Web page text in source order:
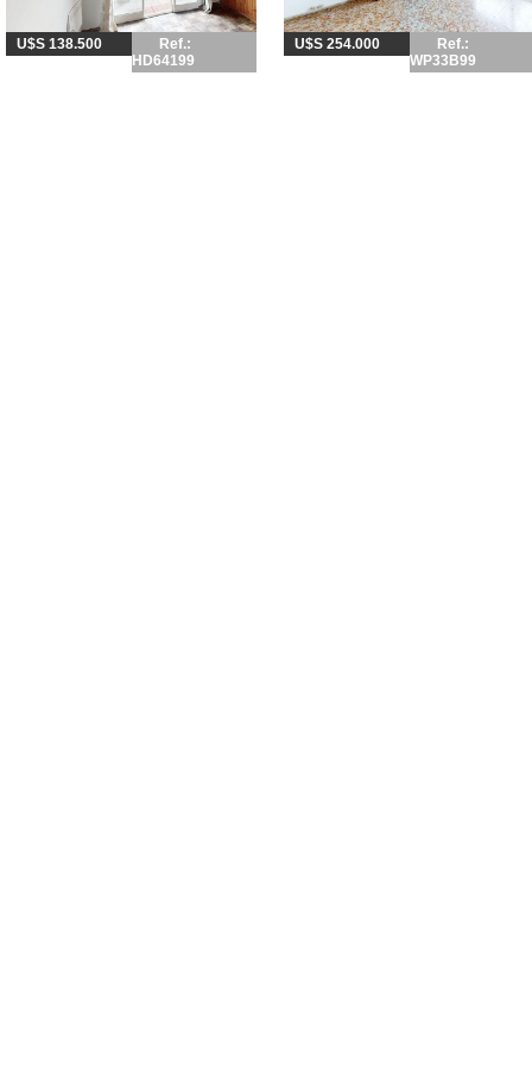
U$S 138.500
Ref.:
HD64199
U$S 254.000
Ref.:
WP33B99